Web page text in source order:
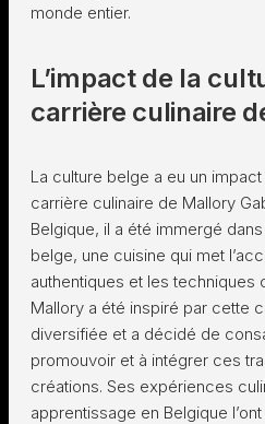
monde entier.
L’impact de la
carrière culinaire
La culture belge a eu un
carrière culinaire de Mallory
Belgique, il a été immergé
belge, une cuisine qui met
authentiques et les techniques
Mallory a été inspiré par cette
diversifiée et a décidé de
promouvoir et à intégrer ces
créations. Ses expériences
apprentissage en Belgique